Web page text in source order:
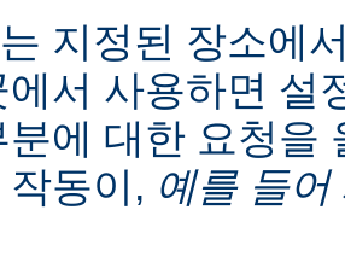
지정된 장소에
에서 사용하면 설
분에 대한 요청을
동이, 예를 들어